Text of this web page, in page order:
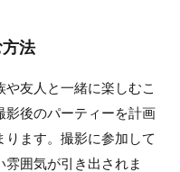
法
友人と一緒に楽しむこ
影後のパーティーを計画
ます。撮影に参加して
囲気が引き出されま